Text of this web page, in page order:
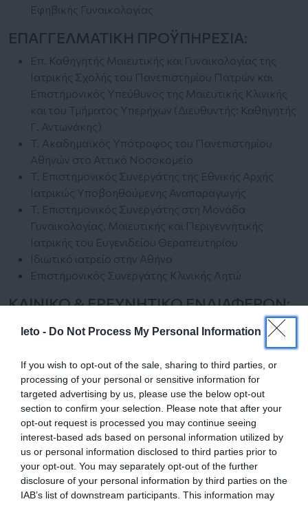
leto - Do Not Process My Personal Information
If you wish to opt-out of the sale, sharing to third parties, or
processing of your personal or sensitive information for
targeted advertising by us, please use the below opt-out
section to confirm your selection. Please note that after your
opt-out request is processed you may continue seeing
interest-based ads based on personal information utilized by
us or personal information disclosed to third parties prior to
your opt-out. You may separately opt-out of the further
disclosure of your personal information by third parties on the
IAB’s list of downstream participants. This information may
Εφηβικής Γυναικολογίας
ΕΠΑΓΓΕΛΜΑΤΙΚΗ ΠΡΟΫΠΗΡΕΣΙΑ:
Επ. Καθηγητής Μαιευτικής και Γυναικολογίας της
Ιατρικής Σχολής του Πανεπιστημίου Πατρών και
Επιστημονικός Υπεύθυνος της Μαιευτικής Κλινικής
και του Τμήματος Υπερήχων (Διευθυντής: Καθηγητής
Γ. Αντωνάκης)
Τ. Ακαδημαϊκός Υπότροφος του Πανεπιστημίου
Αθηνών στο Αττικό Νοσοκομείο
Τ. Επιστημονικός Συνεργάτης της Εθνικής Αρχής
Ιατρικώς Υποβοηθούμενης Αναπαραγωγής
Τ. Επιστημονικός Συνεργάτης στη Μονάδα
Γυναικολογίας, Μαιευτικής και Περιγεννητικής
Ιατρικής του Ευγενιδείου Θεραπευτηρίου
Ιδιωτικό ιατρείο στην Αθήνα
Επιστημονικός Συνεργάτης Κλινικής Λητώ
ΚΛΙΝΙΚΟ & ΕΡΕΥΝΗΤΙΚΟ ΕΝΔΙΑΦΕΡΟΝ:
Μαιευτικά και Γυναικολογικά Επείγοντα
Προγεννητικός Έλεγχος
Μαιευτικό και Γυναικολογικό Υπερηχογράφημα
Παθολογία Κύησης
Μελέτη παραγόντων στο αμνιακό υγρό
ΠΡΟΣΦΑΤΕΣ ΔΗΜΟΣΙΕΥΣΕΙΣ:
Vrachnis N, Loukas N, Antonakopoulos N, Maragou N,
Kostakis M, Tsakni A, Vrachnis D, Vougiouklaki D,
Machairiotis N, Chatzilazarou A, Houhoula D, Sokou R,